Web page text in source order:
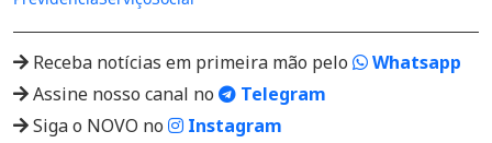
Receba notícias em primeira mão pelo
Whatsapp
Assine nosso canal no
Telegram
Siga o NOVO no
Instagram